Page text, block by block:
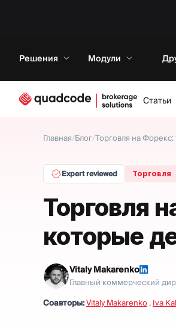
Решения Модули
Статьи
Главная/Блог/Торговля на
Expert reviewed Торговля
Торговля
которые
Vitaly Makarenko
Главный коммерческий
Соавторы:Vitaly Makarenko , Iva